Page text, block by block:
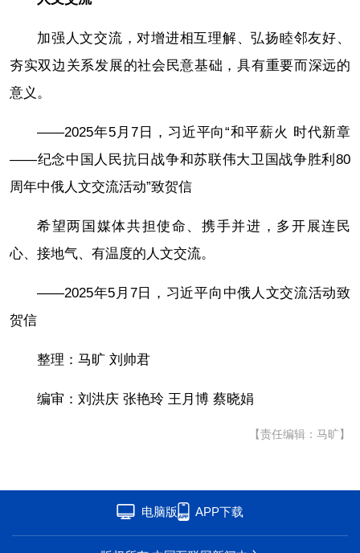
加强人文交流，对增进相互理解、弘扬睦邻友好、
夯实双边关系发展的社会民意基础，具有重要而深远的
意义。
——2025年5月7日，习近平向“和平薪火 时代新章
——纪念中国人民抗日战争和苏联伟大卫国战争胜利80
周年中俄人文交流活动”致贺信
希望两国媒体共担使命、携手并进，多开展连民
心、接地气、有温度的人文交流。
——2025年5月7日，习近平向中俄人文交流活动致
贺信
整理：马旷 刘帅君
编审：刘洪庆 张艳玲 王月博 蔡晓娟
【责任编辑：马旷】
电脑版 APP下载